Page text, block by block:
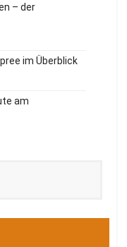
– der
im Überblick
am